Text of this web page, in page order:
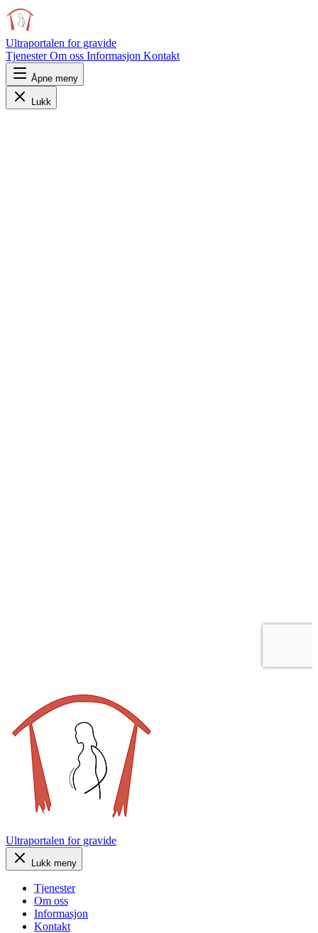
Ultraportalen for gravide
TjenesterOm oss Informasjon Kontakt
Åpne meny
Lukk
Ultraportalen for gravide
Lukk meny
Tjenester
Om oss
Informasjon
Kontakt